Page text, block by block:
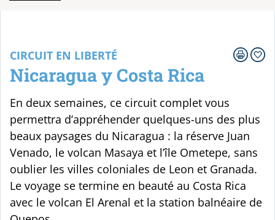
CIRCUIT EN LIBERTÉ
Nicaragua y Costa Rica
En deux semaines, ce circuit complet vous
permettra d’appréhender quelques-uns des plus
beaux paysages du Nicaragua : la réserve Juan
Venado, le volcan Masaya et l’île Ometepe, sans
oublier les villes coloniales de Leon et Granada.
Le voyage se termine en beauté au Costa Rica
avec le volcan El Arenal et la station balnéaire de